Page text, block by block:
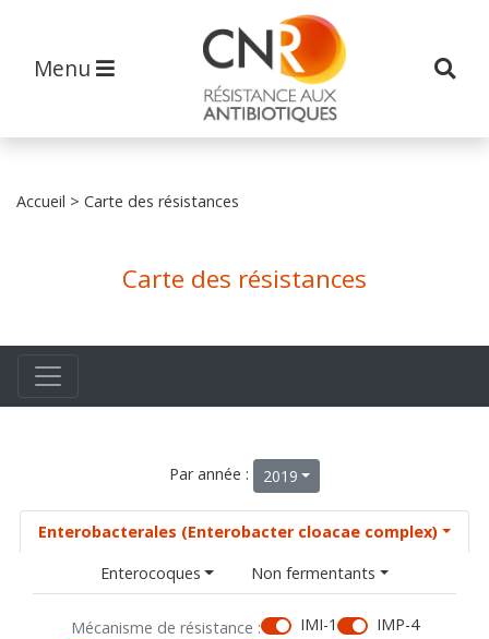
Menu
Accueil > Carte des résistances
Carte des résistances
Par année : 2019
Enterobacterales (Enterobacter cloacae complex)
Enterocoques
Non fermentants
Mécanisme de résistance : IMI-1
IMP-4